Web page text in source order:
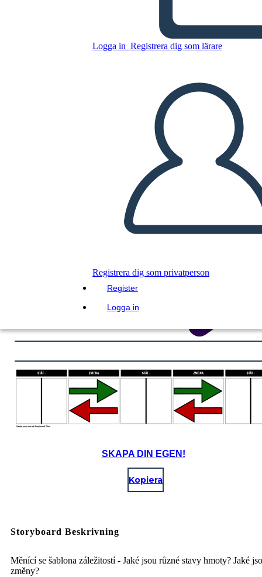
Logga in Registrera dig som lärare
Registrera dig som privatperson
Register
Logga in
Kopiera denna storyboard
SKAPA EN STORYBOARD
LÄS FÖR MIG
SKAPA DIN EGEN!
Kopiera
Storyboard Beskrivning
Měnící se šablona záležitostí - Jaké jsou různé stavy hmoty? Jaké
změny?